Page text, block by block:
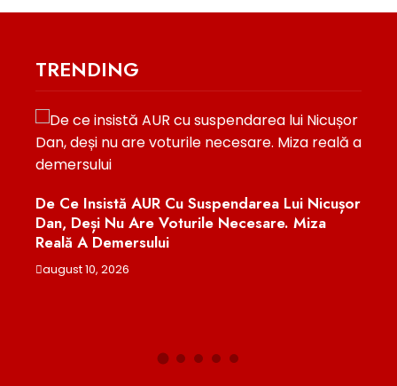
TRENDING
De Ce Insistă AUR Cu Suspendarea Lui Nicușor
Dan, Deși Nu Are Voturile Necesare. Miza
Reală A Demersului
august 10, 2026